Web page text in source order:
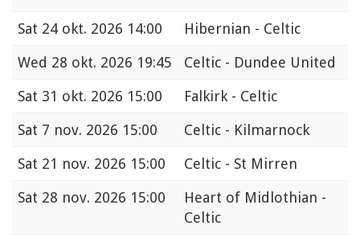
Sat 24 okt. 2026 14:00
Hibernian - Celtic
Wed 28 okt. 2026 19:45
Celtic - Dundee United
Sat 31 okt. 2026 15:00
Falkirk - Celtic
Sat 7 nov. 2026 15:00
Celtic - Kilmarnock
Sat 21 nov. 2026 15:00
Celtic - St Mirren
Sat 28 nov. 2026 15:00
Heart of Midlothian -
Celtic